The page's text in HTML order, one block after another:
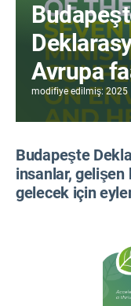
Avrupa
modifiye edilmiş: 2025
Budapeşte
insanlar,
gelecek için